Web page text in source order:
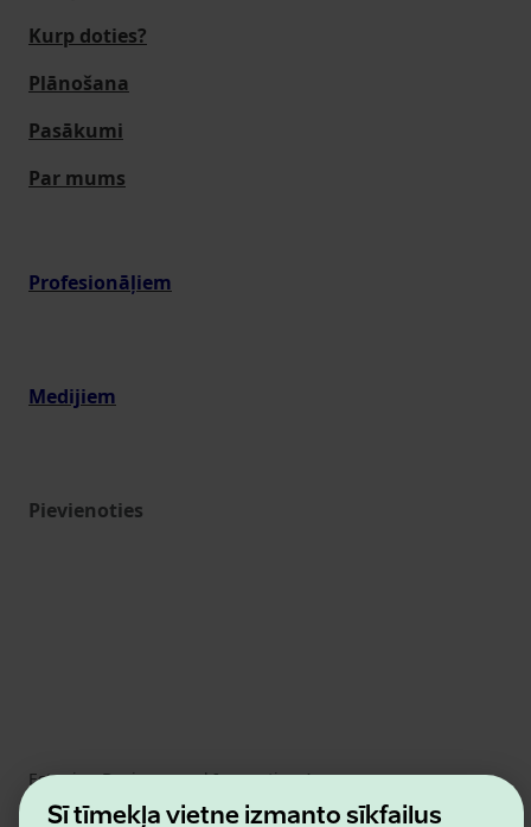
Šī tīmekļa vietne izmanto sīkfailus
Kurp doties?
Plānošana
Pasākumi
Par mums
Profesionāļiem
Medijiem
Pievienoties
Estonian Business and Innovation Agency
Kontakti